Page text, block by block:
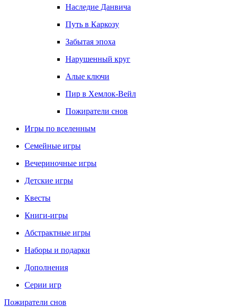
Наследие Данвича
Путь в Каркозу
Забытая эпоха
Нарушенный круг
Алые ключи
Пир в Хемлок-Вейл
Пожиратели снов
Игры по вселенным
Семейные игры
Вечериночные игры
Детские игры
Квесты
Книги-игры
Абстрактные игры
Наборы и подарки
Дополнения
Серии игр
Пожиратели снов